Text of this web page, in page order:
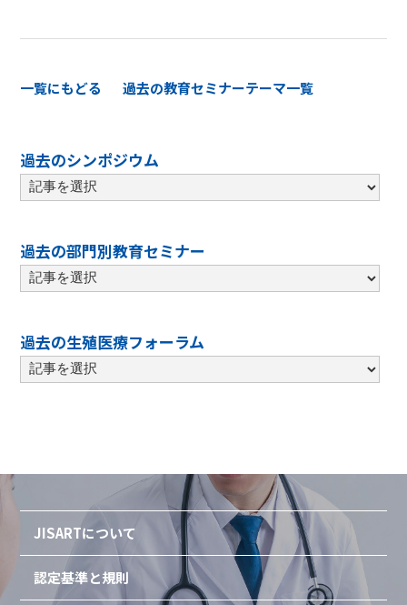
一覧にもどる 過去の教育セミナーテーマ一覧
過去のシンポジウム
過去の部門別教育セミナー
過去の生殖医療フォーラム
JISARTについて
認定基準と規則